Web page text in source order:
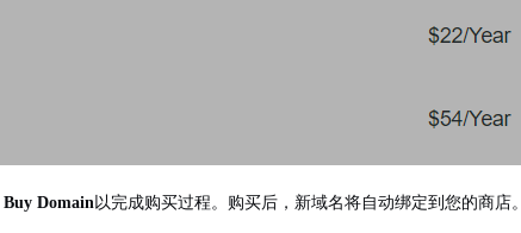
Buy Domain以完成购买过程。购买后，新域名将自动绑定到您的商店。